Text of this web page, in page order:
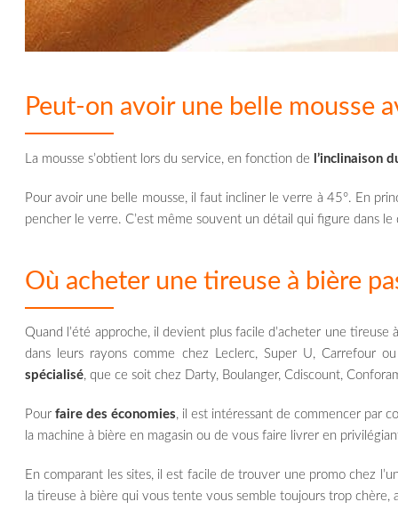
Peut-on avoir une belle mousse
La mousse s’obtient lors du service, en fonction de l’inclinaison
Pour avoir une belle mousse, il faut incliner le verre à 45°. En
pencher le verre. C’est même souvent un détail qui figure dans
Où acheter une tireuse à bière
Quand l’été approche, il devient plus facile d’acheter une tireuse
dans leurs rayons comme chez Leclerc, Super U, Carrefour
spécialisé, que ce soit chez Darty, Boulanger, Cdiscount,
Pourfaire des économies, il est intéressant de commencer par
la machine à bière en magasin ou de vous faire livrer en
En comparant les sites, il est facile de trouver une promo chez
la tireuse à bière qui vous tente vous semble toujours trop chère,